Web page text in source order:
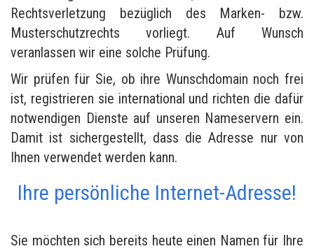
Rechtsverletzung bezüglich des Marken- bzw.
Musterschutzrechts vorliegt. Auf Wunsch
veranlassen wir eine solche Prüfung.
Wir prüfen für Sie, ob ihre Wunschdomain noch frei
ist, registrieren sie international und richten die dafür
notwendigen Dienste auf unseren Nameservern ein.
Damit ist sichergestellt, dass die Adresse nur von
Ihnen verwendet werden kann.
Ihre persönliche Internet-Adresse!
Sie möchten sich bereits heute einen Namen für Ihre